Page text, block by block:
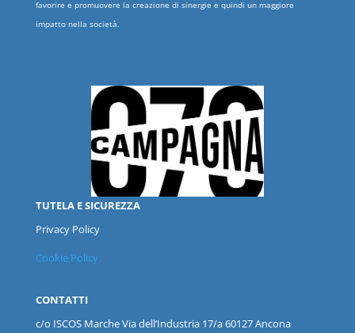
favorire e promuovere la creazione di sinergie e quindi un maggiore
impatto nella società.
TUTELA E SICUREZZA
Privacy Policy
Cookie Policy
CONTATTI
c/o ISCOS MarcheVia dell’Industria 17/a 60127 Ancona